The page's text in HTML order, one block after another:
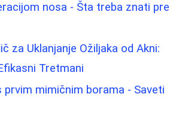
nosa - Šta treba znati pre
za Uklanjanje Ožiljaka od Akni:
Tretmani
prvim mimičnim borama - Saveti